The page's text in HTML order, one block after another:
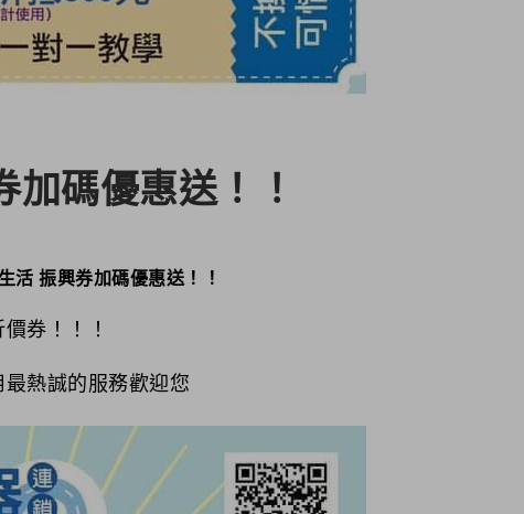
碼優惠送！！
活 振興券加碼優惠送！！
券！！！
熱誠的服務歡迎您